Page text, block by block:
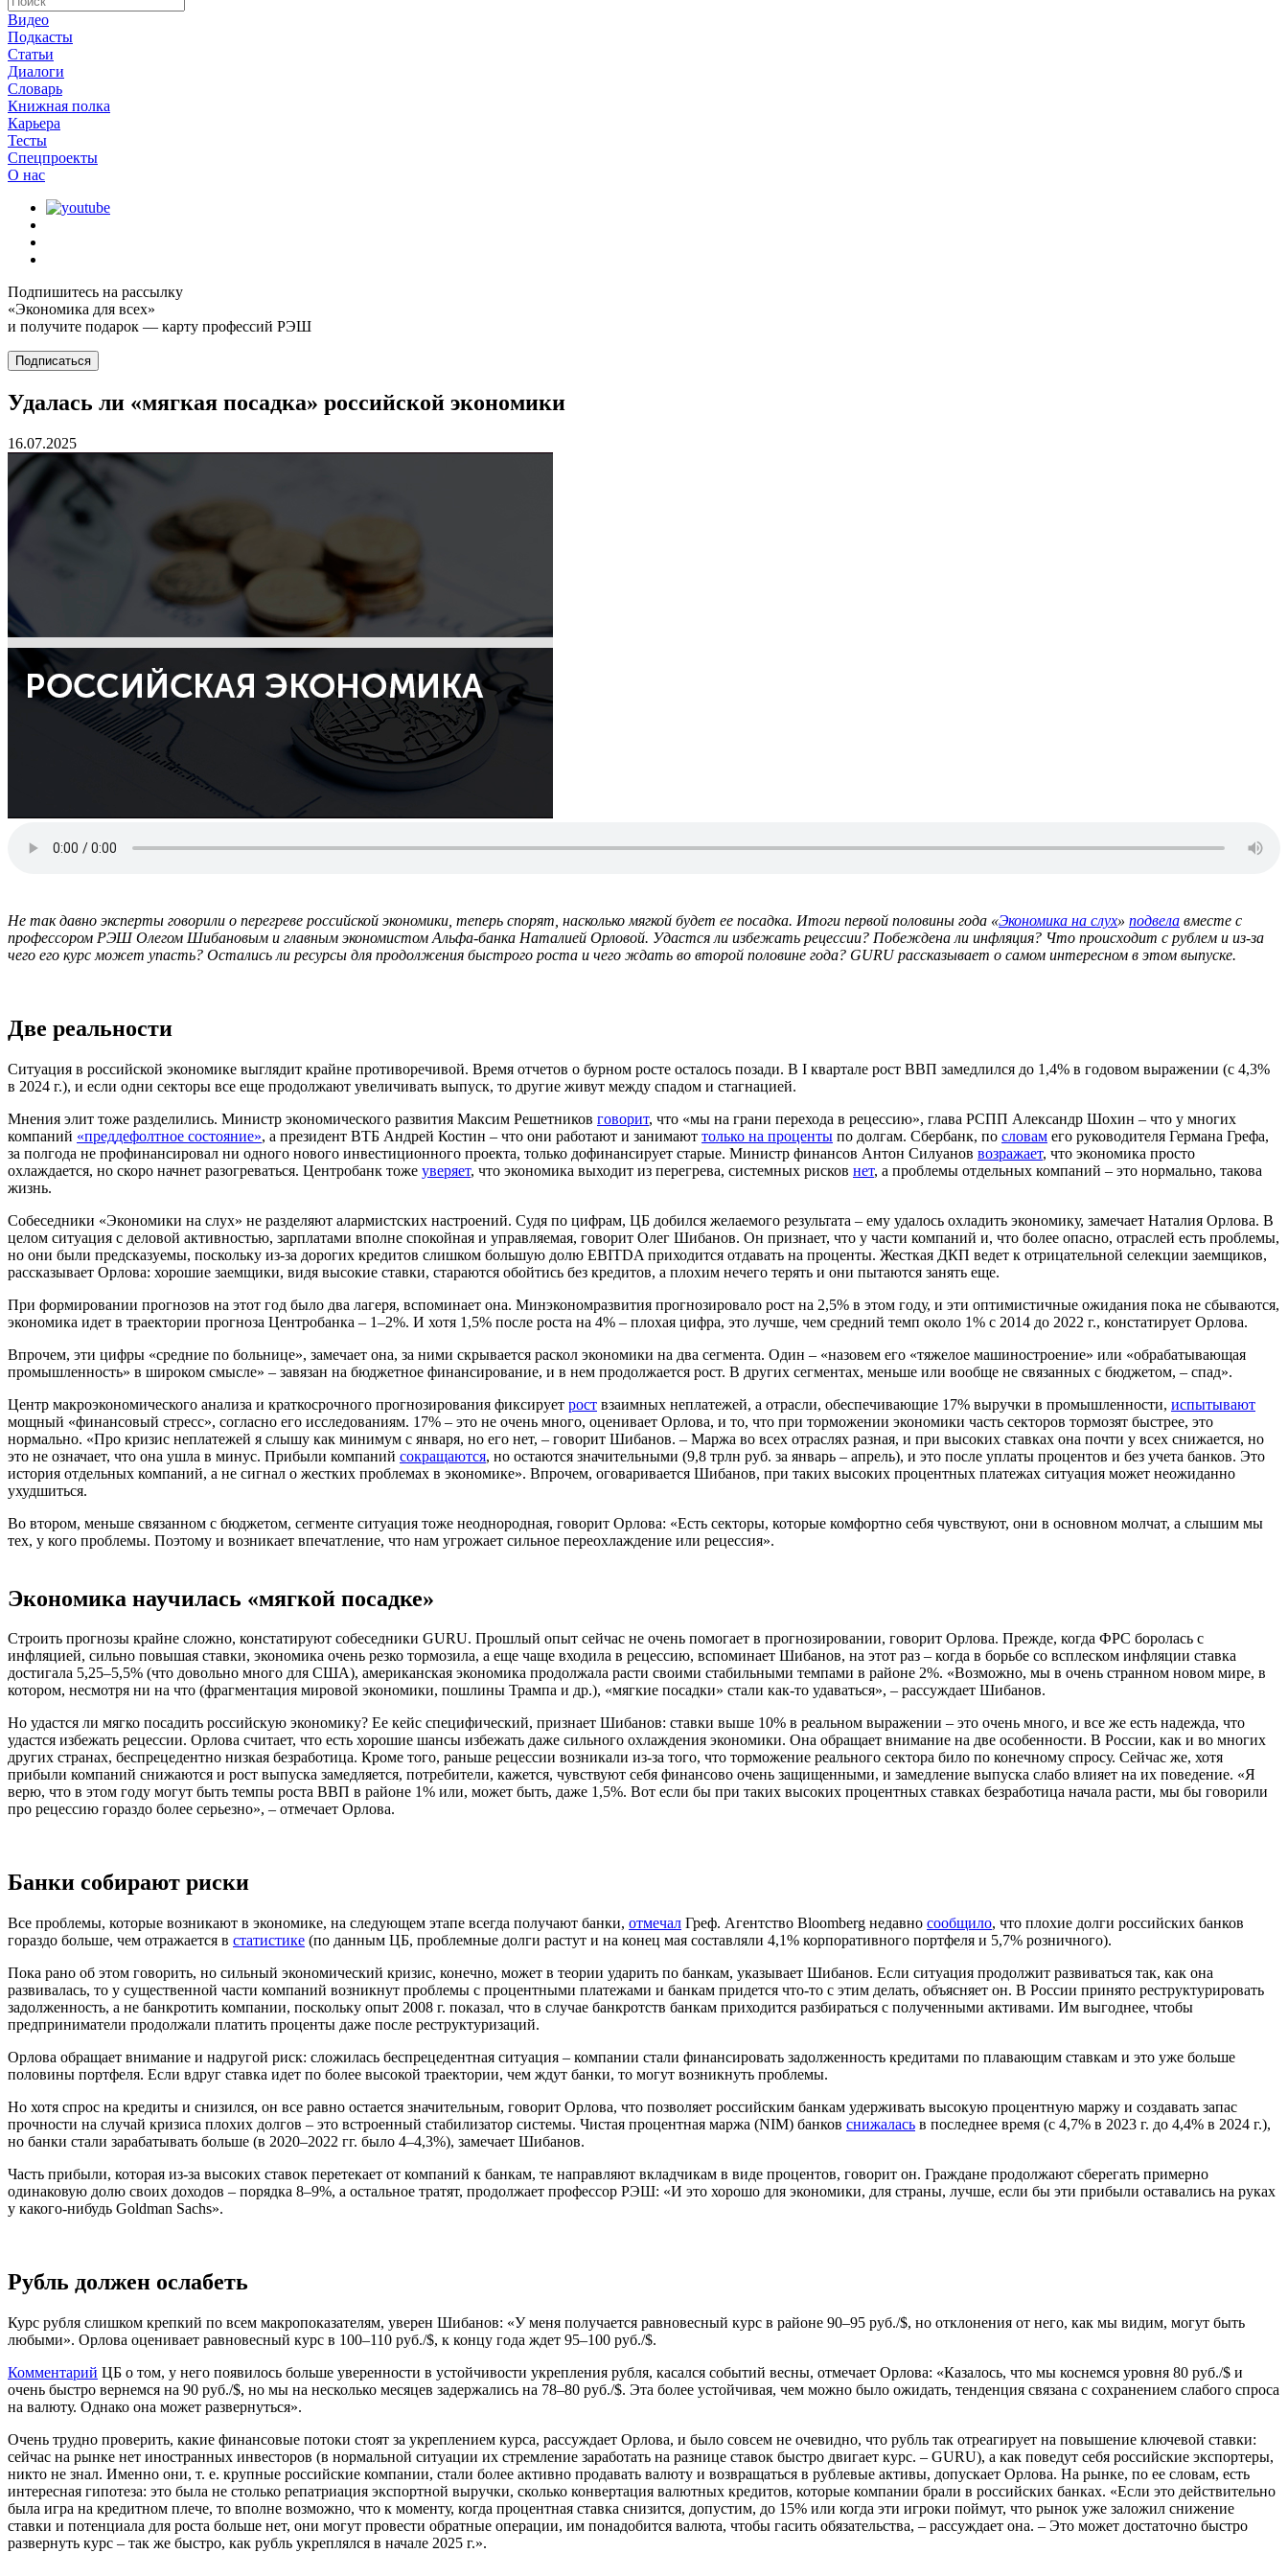
Видео
Подкасты
Статьи
Диалоги
Словарь
Книжная полка
Карьера
Тесты
Спецпроекты
О наc
Подпишитесь на рассылку
«Экономика для всех»
и получите подарок — карту профессий РЭШ
Подписаться
Удалась ли «мягкая посадка» российской экономики
16.07.2025
Не так давно эксперты говорили о перегреве российской экономики, теперь спорят, насколько мягкой будет ее посадка. Итоги первой половины года «Экономика на слух» подвела вместе с
профессором РЭШ Олегом Шибановым и главным экономистом Альфа-банка Наталией Орловой. Удастся ли избежать рецессии? Побеждена ли инфляция? Что происходит с рублем и из-за
чего его курс может упасть? Остались ли ресурсы для продолжения быстрого роста и чего ждать во второй половине года? GURU рассказывает о самом интересном в этом выпуске.
Две реальности
Ситуация в российской экономике выглядит крайне противоречивой. Время отчетов о бурном росте осталось позади. В I квартале рост ВВП замедлился до 1,4% в годовом выражении (с 4,3%
в 2024 г.), и если одни секторы все еще продолжают увеличивать выпуск, то другие живут между спадом и стагнацией.
Мнения элит тоже разделились. Министр экономического развития Максим Решетников говорит, что «мы на грани перехода в рецессию», глава РСПП Александр Шохин – что у многих
компаний «преддефолтное состояние», а президент ВТБ Андрей Костин – что они работают и занимают только на проценты по долгам. Сбербанк, по словам его руководителя Германа Грефа,
за полгода не профинансировал ни одного нового инвестиционного проекта, только дофинансирует старые. Министр финансов Антон Силуанов возражает, что экономика просто
охлаждается, но скоро начнет разогреваться. Центробанк тоже уверяет, что экономика выходит из перегрева, системных рисков нет, а проблемы отдельных компаний – это нормально, такова
жизнь.
Собеседники «Экономики на слух» не разделяют алармистских настроений. Судя по цифрам, ЦБ добился желаемого результата – ему удалось охладить экономику, замечает Наталия Орлова. В
целом ситуация с деловой активностью, зарплатами вполне спокойная и управляемая, говорит Олег Шибанов. Он признает, что у части компаний и, что более опасно, отраслей есть проблемы,
но они были предсказуемы, поскольку из-за дорогих кредитов слишком большую долю EBITDA приходится отдавать на проценты. Жесткая ДКП ведет к отрицательной селекции заемщиков,
рассказывает Орлова: хорошие заемщики, видя высокие ставки, стараются обойтись без кредитов, а плохим нечего терять и они пытаются занять еще.
При формировании прогнозов на этот год было два лагеря, вспоминает она. Минэкономразвития прогнозировало рост на 2,5% в этом году, и эти оптимистичные ожидания пока не сбываются,
экономика идет в траектории прогноза Центробанка – 1–2%. И хотя 1,5% после роста на 4% – плохая цифра, это лучше, чем средний темп около 1% с 2014 до 2022 г., констатирует Орлова.
Впрочем, эти цифры «средние по больнице», замечает она, за ними скрывается раскол экономики на два сегмента. Один – «назовем его «тяжелое машиностроение» или «обрабатывающая
промышленность» в широком смысле» – завязан на бюджетное финансирование, и в нем продолжается рост. В других сегментах, меньше или вообще не связанных с бюджетом, – спад».
Центр макроэкономического анализа и краткосрочного прогнозирования фиксирует рост взаимных неплатежей, а отрасли, обеспечивающие 17% выручки в промышленности, испытывают
мощный «финансовый стресс», согласно его исследованиям. 17% – это не очень много, оценивает Орлова, и то, что при торможении экономики часть секторов тормозят быстрее, это
нормально. «Про кризис неплатежей я слышу как минимум с января, но его нет, – говорит Шибанов. – Маржа во всех отраслях разная, и при высоких ставках она почти у всех снижается, но
это не означает, что она ушла в минус. Прибыли компаний сокращаются, но остаются значительными (9,8 трлн руб. за январь – апрель), и это после уплаты процентов и без учета банков. Это
история отдельных компаний, а не сигнал о жестких проблемах в экономике». Впрочем, оговаривается Шибанов, при таких высоких процентных платежах ситуация может неожиданно
ухудшиться.
Во втором, меньше связанном с бюджетом, сегменте ситуация тоже неоднородная, говорит Орлова: «Есть секторы, которые комфортно себя чувствуют, они в основном молчат, а слышим мы
тех, у кого проблемы. Поэтому и возникает впечатление, что нам угрожает сильное переохлаждение или рецессия».
Экономика научилась «мягкой посадке»
Строить прогнозы крайне сложно, констатируют собеседники GURU. Прошлый опыт сейчас не очень помогает в прогнозировании, говорит Орлова. Прежде, когда ФРС боролась с
инфляцией, сильно повышая ставки, экономика очень резко тормозила, а еще чаще входила в рецессию, вспоминает Шибанов, на этот раз – когда в борьбе со всплеском инфляции ставка
достигала 5,25–5,5% (что довольно много для США), американская экономика продолжала расти своими стабильными темпами в районе 2%. «Возможно, мы в очень странном новом мире, в
котором, несмотря ни на что (фрагментация мировой экономики, пошлины Трампа и др.), «мягкие посадки» стали как-то удаваться», – рассуждает Шибанов.
Но удастся ли мягко посадить российскую экономику? Ее кейс специфический, признает Шибанов: ставки выше 10% в реальном выражении – это очень много, и все же есть надежда, что
удастся избежать рецессии. Орлова считает, что есть хорошие шансы избежать даже сильного охлаждения экономики. Она обращает внимание на две особенности. В России, как и во многих
других странах, беспрецедентно низкая безработица. Кроме того, раньше рецессии возникали из-за того, что торможение реального сектора било по конечному спросу. Сейчас же, хотя
прибыли компаний снижаются и рост выпуска замедляется, потребители, кажется, чувствуют себя финансово очень защищенными, и замедление выпуска слабо влияет на их поведение. «Я
верю, что в этом году могут быть темпы роста ВВП в районе 1% или, может быть, даже 1,5%. Вот если бы при таких высоких процентных ставках безработица начала расти, мы бы говорили
про рецессию гораздо более серьезно», – отмечает Орлова.
Банки собирают риски
Все проблемы, которые возникают в экономике, на следующем этапе всегда получают банки, отмечал Греф. Агентство Bloomberg недавно сообщило, что плохие долги российских банков
гораздо больше, чем отражается в статистике (по данным ЦБ, проблемные долги растут и на конец мая составляли 4,1% корпоративного портфеля и 5,7% розничного).
Пока рано об этом говорить, но сильный экономический кризис, конечно, может в теории ударить по банкам, указывает Шибанов. Если ситуация продолжит развиваться так, как она
развивалась, то у существенной части компаний возникнут проблемы с процентными платежами и банкам придется что-то с этим делать, объясняет он. В России принято реструктурировать
задолженность, а не банкротить компании, поскольку опыт 2008 г. показал, что в случае банкротств банкам приходится разбираться с полученными активами. Им выгоднее, чтобы
предприниматели продолжали платить проценты даже после реструктуризаций.
Орлова обращает внимание и надругой риск: сложилась беспрецедентная ситуация – компании стали финансировать задолженность кредитами по плавающим ставкам и это уже больше
половины портфеля. Если вдруг ставка идет по более высокой траектории, чем ждут банки, то могут возникнуть проблемы.
Но хотя спрос на кредиты и снизился, он все равно остается значительным, говорит Орлова, что позволяет российским банкам удерживать высокую процентную маржу и создавать запас
прочности на случай кризиса плохих долгов – это встроенный стабилизатор системы. Чистая процентная маржа (NIM) банков снижалась в последнее время (с 4,7% в 2023 г. до 4,4% в 2024 г.),
но банки стали зарабатывать больше (в 2020–2022 гг. было 4–4,3%), замечает Шибанов.
Часть прибыли, которая из-за высоких ставок перетекает от компаний к банкам, те направляют вкладчикам в виде процентов, говорит он. Граждане продолжают сберегать примерно
одинаковую долю своих доходов – порядка 8–9%, а остальное тратят, продолжает профессор РЭШ: «И это хорошо для экономики, для страны, лучше, если бы эти прибыли оставались на руках
у какого-нибудь Goldman Sachs».
Рубль должен ослабеть
Курс рубля слишком крепкий по всем макропоказателям, уверен Шибанов: «У меня получается равновесный курс в районе 90–95 руб./$, но отклонения от него, как мы видим, могут быть
любыми». Орлова оценивает равновесный курс в 100–110 руб./$, к концу года ждет 95–100 руб./$.
Комментарий ЦБ о том, у него появилось больше уверенности в устойчивости укрепления рубля, касался событий весны, отмечает Орлова: «Казалось, что мы коснемся уровня 80 руб./$ и
очень быстро вернемся на 90 руб./$, но мы на несколько месяцев задержались на 78–80 руб./$. Эта более устойчивая, чем можно было ожидать, тенденция связана с сохранением слабого спроса
на валюту. Однако она может развернуться».
Очень трудно проверить, какие финансовые потоки стоят за укреплением курса, рассуждает Орлова, и было совсем не очевидно, что рубль так отреагирует на повышение ключевой ставки:
сейчас на рынке нет иностранных инвесторов (в нормальной ситуации их стремление заработать на разнице ставок быстро двигает курс. – GURU), а как поведут себя российские экспортеры,
никто не знал. Именно они, т. е. крупные российские компании, стали более активно продавать валюту и возвращаться в рублевые активы, допускает Орлова. На рынке, по ее словам, есть
интересная гипотеза: это была не столько репатриация экспортной выручки, сколько конвертация валютных кредитов, которые компании брали в российских банках. «Если это действительно
была игра на кредитном плече, то вполне возможно, что к моменту, когда процентная ставка снизится, допустим, до 15% или когда эти игроки поймут, что рынок уже заложил снижение
ставки и потенциала для роста больше нет, они могут провести обратные операции, им понадобится валюта, чтобы гасить обязательства, – рассуждает она. – Это может достаточно быстро
развернуть курс – так же быстро, как рубль укреплялся в начале 2025 г.».